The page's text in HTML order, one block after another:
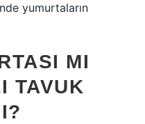
yumurtaların
MI
TAVUK